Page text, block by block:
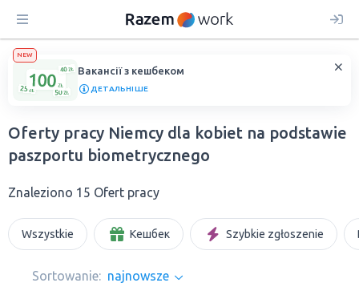
NEW
Вакансії з кешбеком
ДЕТАЛЬНІШЕ
Oferty pracy Niemcy dla kobiet na podstawie
paszportu biometrycznego
Znaleziono 15 Ofert pracy
Wszystkie Кешбек Szybkie zgłoszenie
Sortowanie: najnowsze